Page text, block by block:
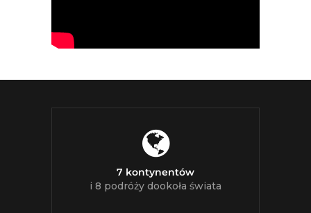
7 kontynentów
i 8 podróży dookoła świata